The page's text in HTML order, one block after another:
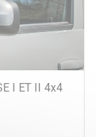
I ET II 4x4